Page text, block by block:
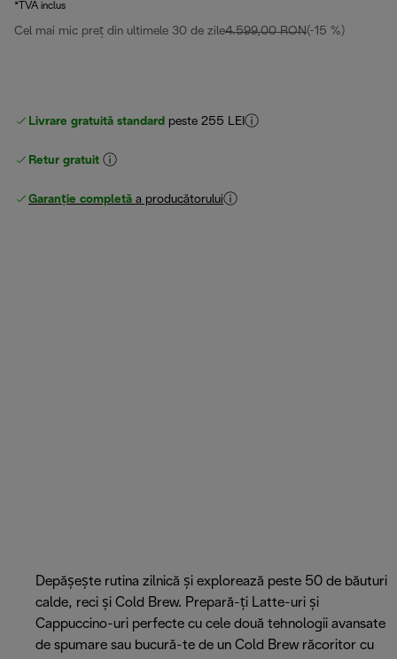
*TVA inclus
Cel mai mic preț din ultimele 30 de zile4.599,00 RON(-15 %)
Livrare gratuită standard peste 255 LEI
Retur gratuit
Garanție completă a producătorului
Depășește rutina zilnică și explorează peste 50 de băuturi
calde, reci și Cold Brew. Prepară-ți Latte-uri și
Cappuccino-uri perfecte cu cele două tehnologii avansate
de spumare sau bucură-te de un Cold Brew răcoritor cu